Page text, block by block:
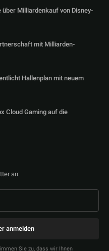
Milliardenkauf von Disney-
mit Milliarden-
Hallenplan mit neuem
Cloud Gaming auf die
an:
anmelden
Sie zu, dass wir Ihnen